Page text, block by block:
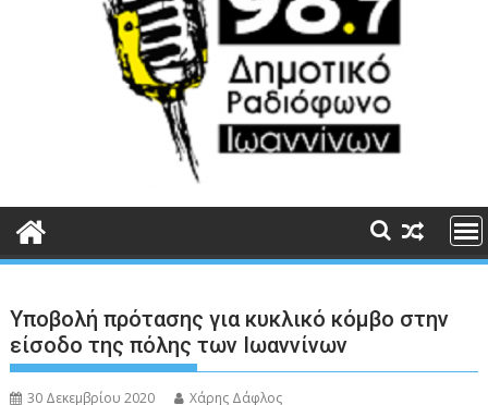
Υποβολή πρότασης για κυκλικό κόμβο στην
είσοδο της πόλης των Ιωαννίνων
30 Δεκεμβρίου 2020 Χάρης Δάφλος